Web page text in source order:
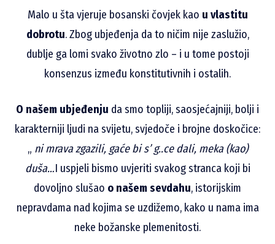
Malo u šta vjeruje bosanski čovjek kao u vlastitu
dobrotu. Zbog ubjeđenja da to ničim nije zaslužio,
dublje ga lomi svako životno zlo – i u tome postoji
konsenzus između konstitutivnih i ostalih.
O našem ubjeđenju da smo topliji, saosjećajniji, bolji i
karakterniji ljudi na svijetu, svjedoče i brojne doskočice:
„ ni mrava zgazili, gaće bi s’ g..ce dali, meka (kao)
duša…I uspjeli bismo uvjeriti svakog stranca koji bi
dovoljno slušao o našem sevdahu, istorijskim
nepravdama nad kojima se uzdižemo, kako u nama ima
neke božanske plemenitosti.